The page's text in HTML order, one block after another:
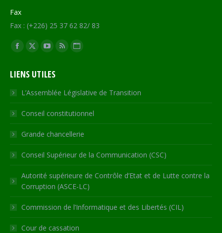
Fax
Fax : (+226) 25 37 62 82/ 83
Trouvez nous sur :
Facebook
opens
in
new
window
X
opens
in
new
window
YouTube
opens
in
new
window
RSS
in
new
window
Site
opens
in
new
LIENS UTILES
L’Assemblée Législative de Transition
Conseil constitutionnel
Grande chancellerie
Conseil Supérieur de la Communication (CSC)
Autorité supérieure de Contrôle d’Etat et de Lutte contre la
Corruption (ASCE-LC)
Commission de l’Informatique et des Libertés (CIL)
Cour de cassation